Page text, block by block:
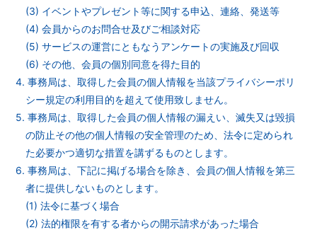
(3) イベントやプレゼント等に関する申込、連絡、発送等
(4) 会員からのお問合せ及びご相談対応
(5) サービスの運営にともなうアンケートの実施及び回収
(6) その他、会員の個別同意を得た目的
4. 事務局は、取得した会員の個人情報を当該プライバシーポリ
シー規定の利用目的を超えて使用致しません。
5. 事務局は、取得した会員の個人情報の漏えい、滅失又は毀損
の防止その他の個人情報の安全管理のため、法令に定められ
た必要かつ適切な措置を講ずるものとします。
6. 事務局は、下記に掲げる場合を除き、会員の個人情報を第三
者に提供しないものとします。
(1) 法令に基づく場合
(2) 法的権限を有する者からの開示請求があった場合